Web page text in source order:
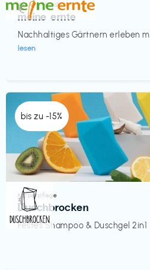
Küche & Haushalt
meine ernte
Nachhaltiges Gärtnern erleben
lesen
€‎
bis zu -15%
Körperpflege
Duschbrocken
Festes Shampoo & Duschgel 2in1
€‎